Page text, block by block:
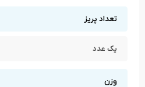
تعداد پریز
یک عدد
وزن